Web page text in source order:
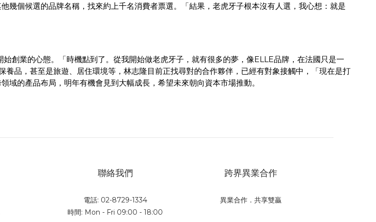
幾個候選的品牌名稱，找來約上千名消費者票選。「結果，老虎牙子根本沒有人選，我心想：就是
創業的心態。「時機點到了。從我開始做老虎牙子，就有很多的夢，像ELLE品牌，在法國只是一
品，甚至是旅遊、居住環境等，林志隆目前正找尋對的合作夥伴，已經有對象接觸中，「現在是打
的產品布局，明年有機會見到大幅成長，希望未來朝向資本市場推動。
聯絡我們
電話: 02-8729-1334
時間: Mon - Fri 09:00 - 18:00
跨界異業合作
異業合作．共享雙贏